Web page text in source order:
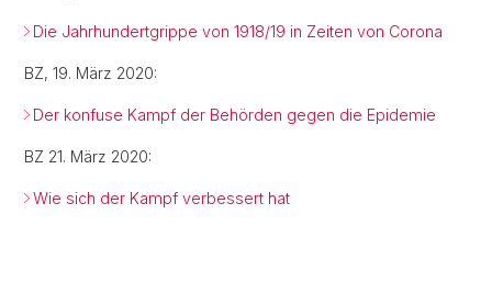
Die Jahrhundertgrippe von 1918/19 in Zeiten von Corona
BZ, 19. März 2020:
Der konfuse Kampf der Behörden gegen die Epidemie
BZ 21. März 2020:
Wie sich der Kampf verbessert hat